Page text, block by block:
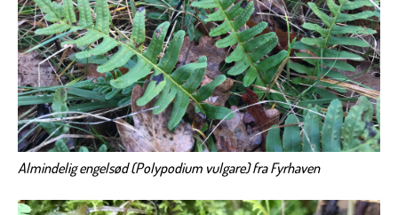
Almindelig engelsød (Polypodium vulgare) fra Fyrhaven